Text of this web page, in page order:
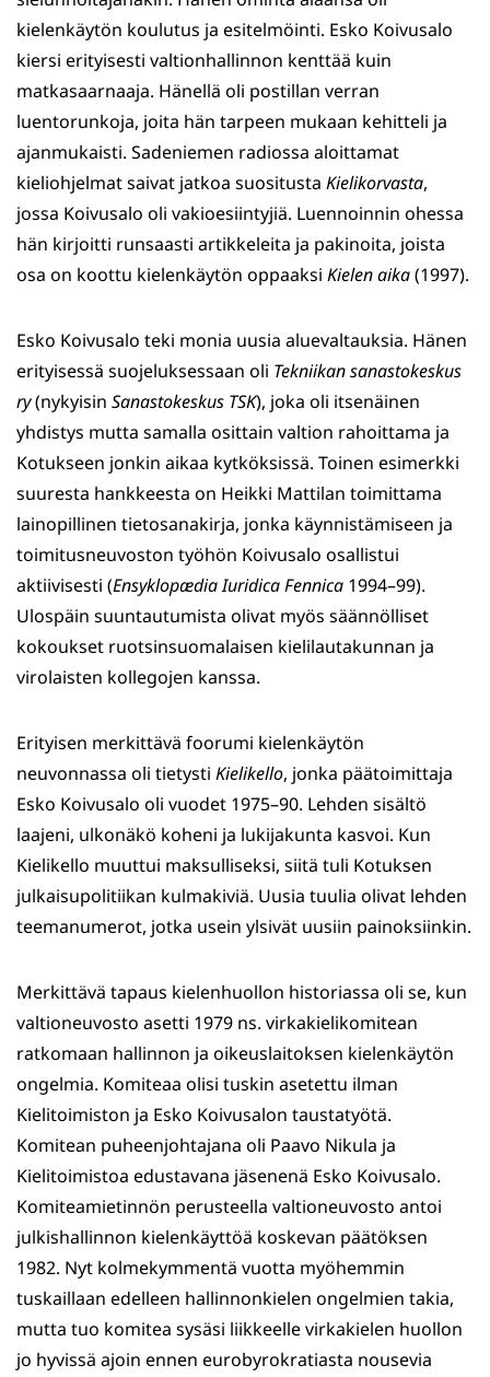
kielenkäytön koulutus ja esitelmöinti. Esko Koivusalo
kiersi erityisesti valtionhallinnon kenttää kuin
matkasaarnaaja. Hänellä oli postillan verran
luentorunkoja, joita hän tarpeen mukaan kehitteli ja
ajanmukaisti. Sadeniemen radiossa aloittamat
kieliohjelmat saivat jatkoa suositusta Kielikorvasta,
jossa Koivusalo oli vakioesiintyjiä. Luennoinnin ohessa
hän kirjoitti runsaasti artikkeleita ja pakinoita, joista
osa on koottu kielenkäytön oppaaksi Kielen aika(1997).
Esko Koivusalo teki monia uusia aluevaltauksia. Hänen
erityisessä suojeluksessaan oli Tekniikan sanastokeskus
ry(nykyisin Sanastokeskus TSK), joka oli itsenäinen
yhdistys mutta samalla osittain valtion rahoittama ja
Kotukseen jonkin aikaa kytköksissä. Toinen esimerkki
suuresta hankkeesta on Heikki Mattilan toimittama
lainopillinen tietosanakirja, jonka käynnistämiseen ja
toimitusneuvoston työhön Koivusalo osallistui
aktiivisesti (Ensyklopædia Iuridica Fennica 1994–99).
Ulospäin suuntautumista olivat myös säännölliset
kokoukset ruotsinsuomalaisen kielilautakunnan ja
virolaisten kollegojen kanssa.
Erityisen merkittävä foorumi kielenkäytön
neuvonnassa oli tietysti Kielikello, jonka päätoimittaja
Esko Koivusalo oli vuodet 1975–90. Lehden sisältö
laajeni, ulkonäkö koheni ja lukijakunta kasvoi. Kun
Kielikello muuttui maksulliseksi, siitä tuli Kotuksen
julkaisupolitiikan kulmakiviä. Uusia tuulia olivat lehden
teemanumerot, jotka usein ylsivät uusiin painoksiinkin.
Merkittävä tapaus kielenhuollon historiassa oli se, kun
valtioneuvosto asetti 1979 ns. virkakielikomitean
ratkomaan hallinnon ja oikeuslaitoksen kielenkäytön
ongelmia. Komiteaa olisi tuskin asetettu ilman
Kielitoimiston ja Esko Koivusalon taustatyötä.
Komitean puheenjohtajana oli Paavo Nikula ja
Kielitoimistoa edustavana jäsenenä Esko Koivusalo.
Komiteamietinnön perusteella valtioneuvosto antoi
julkishallinnon kielenkäyttöä koskevan päätöksen
1982. Nyt kolmekymmentä vuotta myöhemmin
tuskaillaan edelleen hallinnonkielen ongelmien takia,
mutta tuo komitea sysäsi liikkeelle virkakielen huollon
jo hyvissä ajoin ennen eurobyrokratiasta nousevia